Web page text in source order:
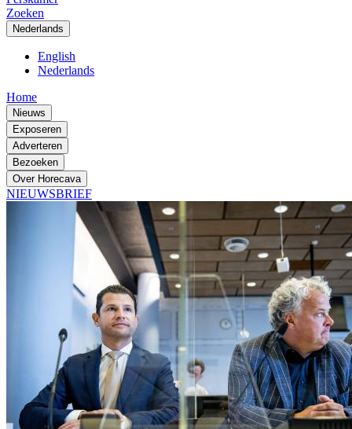
Zoeken
Nederlands
English
Nederlands
Home
Nieuws
Exposeren
Adverteren
Bezoeken
Over Horecava
NIEUWSBRIEF